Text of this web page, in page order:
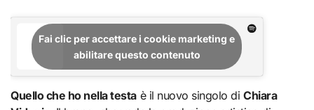
Fai clic per accettare i cookie marketing e
abilitare questo contenuto
Quello che ho nella testa è il nuovo singolo di Chiara